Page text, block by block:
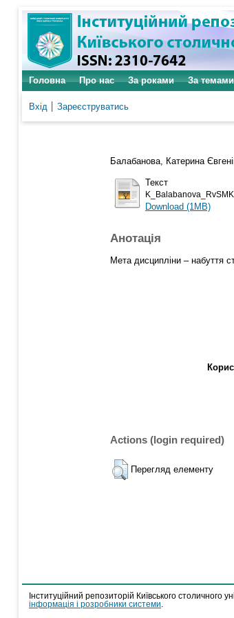
Головна Про нас За роками За темами
Вхід Зареєструватись
Балабанова, Катерина
Текст
Download (1MB)
Анотація
Мета дисципліни – набуття
Actions (login required)
Перегляд елементу
Інституційний репозиторій Київського столичного
інформація і розробники системи